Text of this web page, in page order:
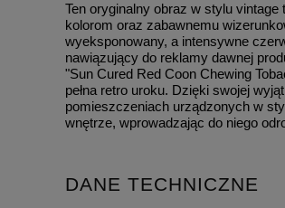
Ten oryginalny obraz w stylu
kolorom oraz zabawnemu
wyeksponowany, a intensywne
nawiązujący do reklamy dawnej
"Sun Cured Red Coon Chewing
pełna retro uroku. Dzięki swojej
pomieszczeniach urządzonych w
wnętrze, wprowadzając do niego
DANE TECHNICZNE